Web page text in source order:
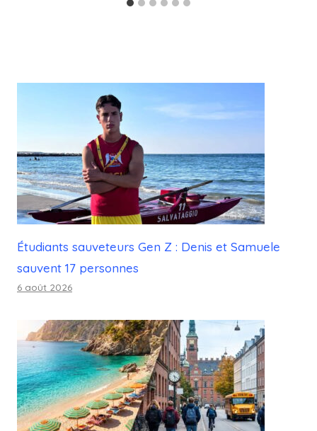
Étudiants sauveteurs Gen Z : Denis et Samuele
sauvent 17 personnes
6 août 2026